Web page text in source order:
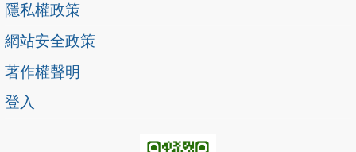
隱私權政策
網站安全政策
著作權聲明
登入